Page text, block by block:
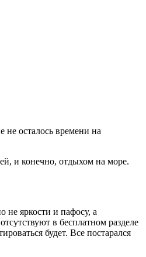
не осталось времени на
и конечно, отдыхом на море.
не яркости и пафосу, а
в бесплатном разделе
будет. Все постарался